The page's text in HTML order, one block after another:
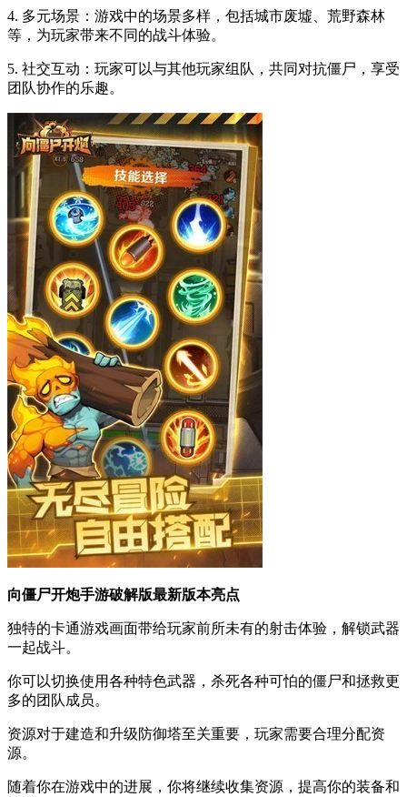
4. 多元场景：游戏中的场景多样，包括城市废墟、荒野森林
等，为玩家带来不同的战斗体验。
5. 社交互动：玩家可以与其他玩家组队，共同对抗僵尸，享受
团队协作的乐趣。
向僵尸开炮手游破解版最新版本亮点
独特的卡通游戏画面带给玩家前所未有的射击体验，解锁武器
一起战斗。
你可以切换使用各种特色武器，杀死各种可怕的僵尸和拯救更
多的团队成员。
资源对于建造和升级防御塔至关重要，玩家需要合理分配资
源。
随着你在游戏中的进展，你将继续收集资源，提高你的装备和